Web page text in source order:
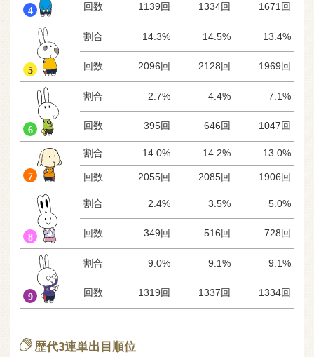
回数 1139回 1334回 1671回
割合 14.3% 14.5% 13.4%
回数 2096回 2128回 1969回
割合 2.7% 4.4% 7.1%
回数 395回 646回 1047回
割合 14.0% 14.2% 13.0%
回数 2055回 2085回 1906回
割合 2.4% 3.5% 5.0%
回数 349回 516回 728回
割合 9.0% 9.1% 9.1%
回数 1319回 1337回 1334回
歴代3連単出目順位